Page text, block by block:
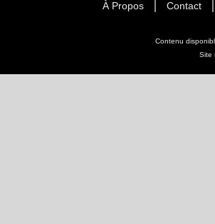
À Propos Contact
Contenu
Site